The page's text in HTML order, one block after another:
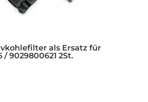
als Ersatz für
/ 9029800621 2St.